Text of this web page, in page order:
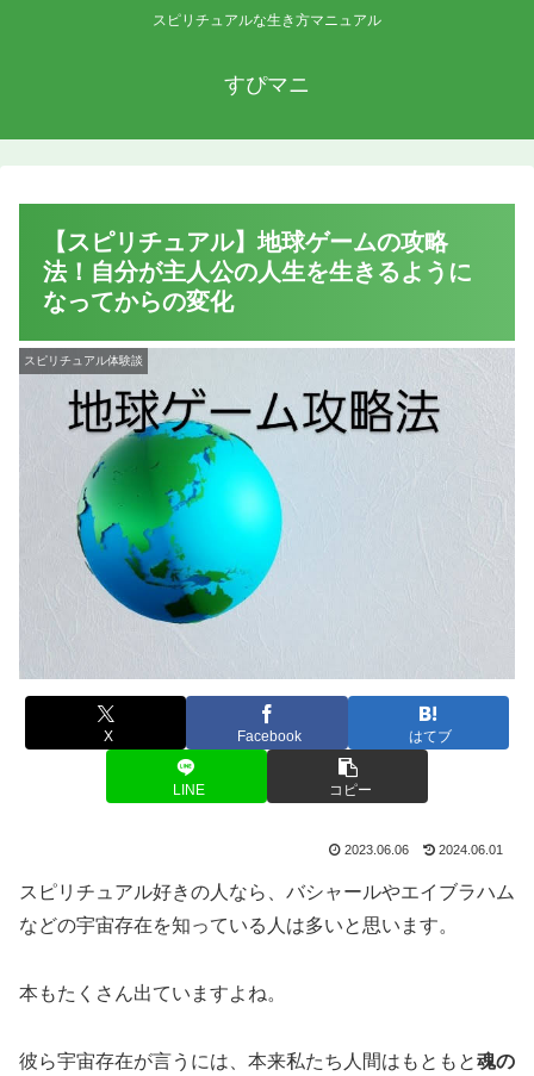
スピリチュアルな生き方マニュアル
すぴマニ
【スピリチュアル】地球ゲームの攻略
法！自分が主人公の人生を生きるように
なってからの変化
スピリチュアル体験談
X Facebook はてブ
LINE コピー
2023.06.06 2024.06.01
スピリチュアル好きの人なら、バシャールやエイブラハム
などの宇宙存在を知っている人は多いと思います。
本もたくさん出ていますよね。
彼ら宇宙存在が言うには、本来私たち人間はもともと魂の